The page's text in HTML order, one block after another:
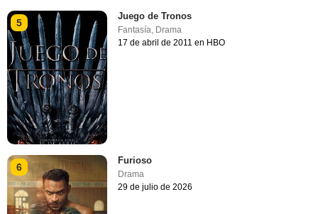
5
Juego de Tronos
Fantasía Drama
17 de abril de 2011 en HBO
6
Furioso
Drama
29 de julio de 2026